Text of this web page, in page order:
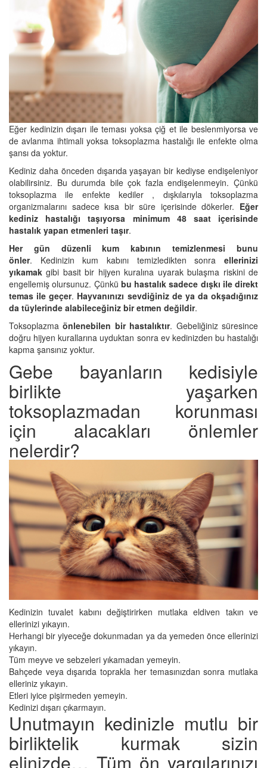
Eğer kedinizin dışarı ile teması yoksa çiğ et ile beslenmiyorsa ve
de avlanma ihtimali yoksa toksoplazma hastalığı ile enfekte olma
şansı da yoktur.
Kediniz daha önceden dışarıda yaşayan bir kediyse endişeleniyor
olabilirsiniz. Bu durumda bile çok fazla endişelenmeyin. Çünkü
toksoplazma ile enfekte kediler , dışkılarıyla toksoplazma
organizmalarını sadece kısa bir süre içerisinde dökerler. Eğer
kediniz hastalığı taşıyorsa minimum 48 saat içerisinde
hastalık yapan etmenleri taşır.
Her gün düzenli kum kabının temizlenmesi bunu
önler. Kedinizin kum kabını temizledikten sonra ellerinizi
yıkamak gibi basit bir hijyen kuralına uyarak bulaşma riskini de
engellemiş olursunuz. Çünkü bu hastalık sadece dışkı ile direkt
temas ile geçer. Hayvanınızı sevdiğiniz de ya da okşadığınız
da tüylerinde alabileceğiniz bir etmen değildir.
Toksoplazmaönlenebilen bir hastalıktır. Gebeliğiniz süresince
doğru hijyen kurallarına uyduktan sonra ev kedinizden bu hastalığı
kapma şansınız yoktur.
Gebe bayanların kedisiyle
birlikte yaşarken
toksoplazmadan korunması
için alacakları önlemler
nelerdir?
Kedinizin tuvalet kabını değiştirirken mutlaka eldiven takın ve
ellerinizi yıkayın.
Herhangi bir yiyeceğe dokunmadan ya da yemeden önce ellerinizi
yıkayın.
Tüm meyve ve sebzeleri yıkamadan yemeyin.
Bahçede veya dışarıda toprakla her temasınızdan sonra mutlaka
elleriniz yıkayın.
Etleri iyice pişirmeden yemeyin.
Kedinizi dışarı çıkarmayın.
Unutmayın kedinizle mutlu bir
birliktelik kurmak sizin
elinizde… Tüm ön yargılarınızı